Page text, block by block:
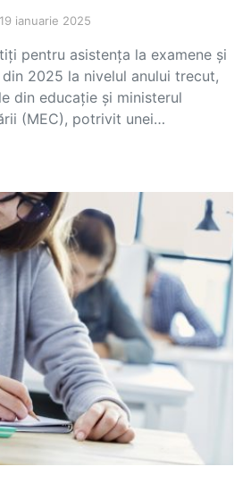
19 ianuarie 2025
pentru asistența la examene și
2025 la nivelul anului trecut,
din educație și ministerul
(MEC), potrivit unei…